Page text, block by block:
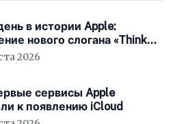
в истории Apple:
нового слогана «Think
2026
сервисы Apple
к появлению iCloud